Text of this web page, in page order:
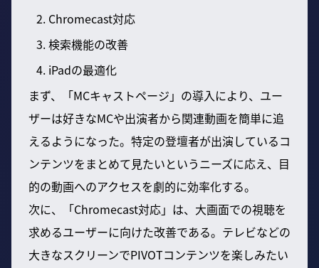
Chromecast対応
検索機能の改善
iPadの最適化
まず、「MCキャストページ」の導入により、ユー
ザーは好きなMCや出演者から関連動画を簡単に追
えるようになった。特定の登壇者が出演しているコ
ンテンツをまとめて見たいというニーズに応え、目
的の動画へのアクセスを劇的に効率化する。
次に、「Chromecast対応」は、大画面での視聴を
求めるユーザーに向けた改善である。テレビなどの
大きなスクリーンでPIVOTコンテンツを楽しみたい